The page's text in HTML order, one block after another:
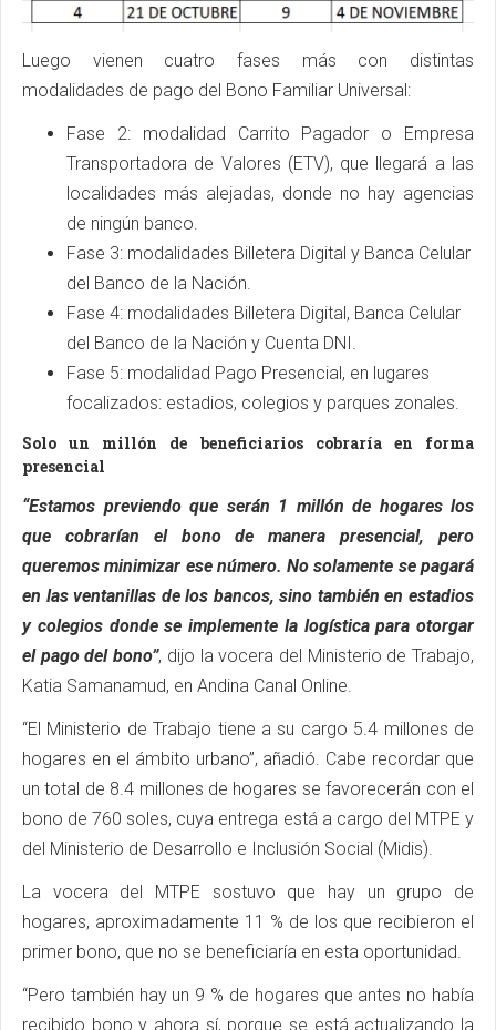
Luego vienen cuatro fases más con distintas
modalidades de pago del Bono Familiar Universal:
Fase 2: modalidad Carrito Pagador o Empresa
Transportadora de Valores (ETV), que llegará a las
localidades más alejadas, donde no hay agencias
de ningún banco.
Fase 3: modalidades Billetera Digital y Banca Celular
del Banco de la Nación.
Fase 4: modalidades Billetera Digital, Banca Celular
del Banco de la Nación y Cuenta DNI.
Fase 5: modalidad Pago Presencial, en lugares
focalizados: estadios, colegios y parques zonales.
Solo un millón de beneficiarios cobraría en forma
presencial
“Estamos previendo que serán 1 millón de hogares los
que cobrarían el bono de manera presencial, pero
queremos minimizar ese número. No solamente se pagará
en las ventanillas de los bancos, sino también en estadios
y colegios donde se implemente la logística para otorgar
el pago del bono”, dijo la vocera del Ministerio de Trabajo,
Katia Samanamud, en Andina Canal Online.
“El Ministerio de Trabajo tiene a su cargo 5.4 millones de
hogares en el ámbito urbano”, añadió. Cabe recordar que
un total de 8.4 millones de hogares se favorecerán con el
bono de 760 soles, cuya entrega está a cargo del MTPE y
del Ministerio de Desarrollo e Inclusión Social (Midis).
La vocera del MTPE sostuvo que hay un grupo de
hogares, aproximadamente 11 % de los que recibieron el
primer bono, que no se beneficiaría en esta oportunidad.
“Pero también hay un 9 % de hogares que antes no había
recibido bono y ahora sí, porque se está actualizando la